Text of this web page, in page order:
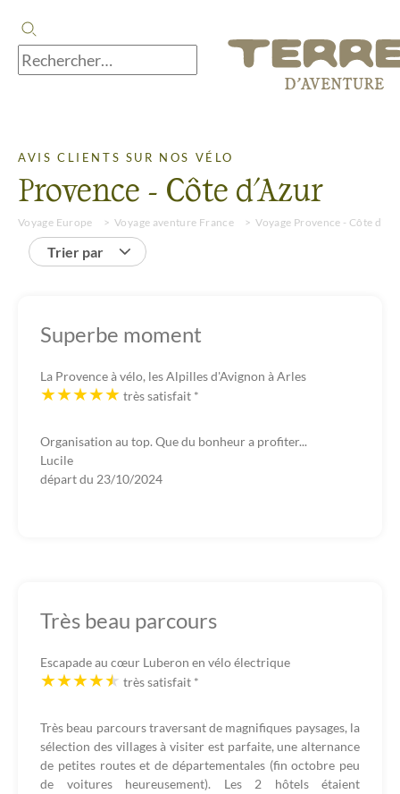
AVIS CLIENTS SUR NOS VÉLO
Provence - Côte d'Azur
Voyage Europe Voyage aventure France Voyage Provence - Côte
Trier par
Superbe moment
La Provence à vélo, les Alpilles d'Avignon à Arles
très satisfait *
Organisation au top. Que du bonheur a profiter...
Lucile
départ du 23/10/2024
Très beau parcours
Escapade au cœur Luberon en vélo électrique
très satisfait *
Très beau parcours traversant de magnifiques paysages, la
sélection des villages à visiter est parfaite, une alternance
de petites routes et de départementales (fin octobre peu
de voitures heureusement). Les 2 hôtels étaient